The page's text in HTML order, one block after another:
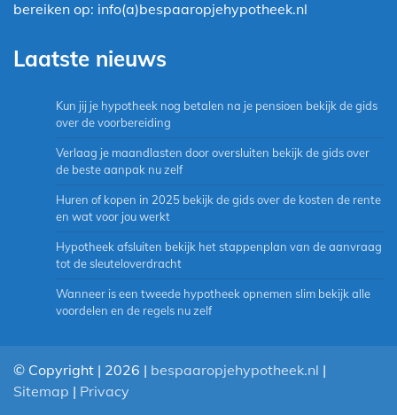
bereiken op: info(a)bespaaropjehypotheek.nl
Laatste nieuws
Kun jij je hypotheek nog betalen na je pensioen bekijk de gids
over de voorbereiding
Verlaag je maandlasten door oversluiten bekijk de gids over
de beste aanpak nu zelf
Huren of kopen in 2025 bekijk de gids over de kosten de rente
en wat voor jou werkt
Hypotheek afsluiten bekijk het stappenplan van de aanvraag
tot de sleuteloverdracht
Wanneer is een tweede hypotheek opnemen slim bekijk alle
voordelen en de regels nu zelf
© Copyright | 2026 | bespaaropjehypotheek.nl |
Sitemap | Privacy